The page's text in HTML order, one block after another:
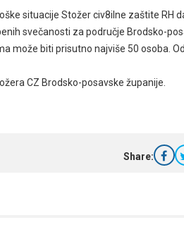
situacije Stožer civ8ilne zaštite RH
svečanosti za područje Brodsko-
može biti prisutno najviše 50 osoba.
CZ Brodsko-posavske županije.
Share: